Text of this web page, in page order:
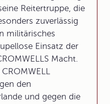
Reitertruppe, die
zuverlässig
militärisches
Einsatz der
Macht.
den
und gegen die